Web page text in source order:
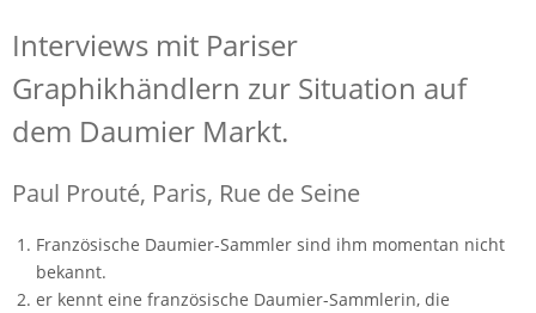
Interviews mit Pariser
Graphikhändlern zur Situation auf
dem Daumier Markt.
Paul Prouté, Paris, Rue de Seine
Französische Daumier-Sammler sind ihm momentan nicht
bekannt.
er kennt eine französische Daumier-Sammlerin, die